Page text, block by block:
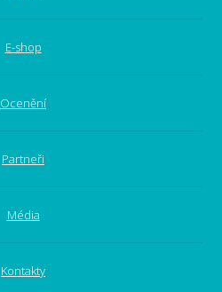
E-shop
Ocenění
Partneři
Média
Kontakty